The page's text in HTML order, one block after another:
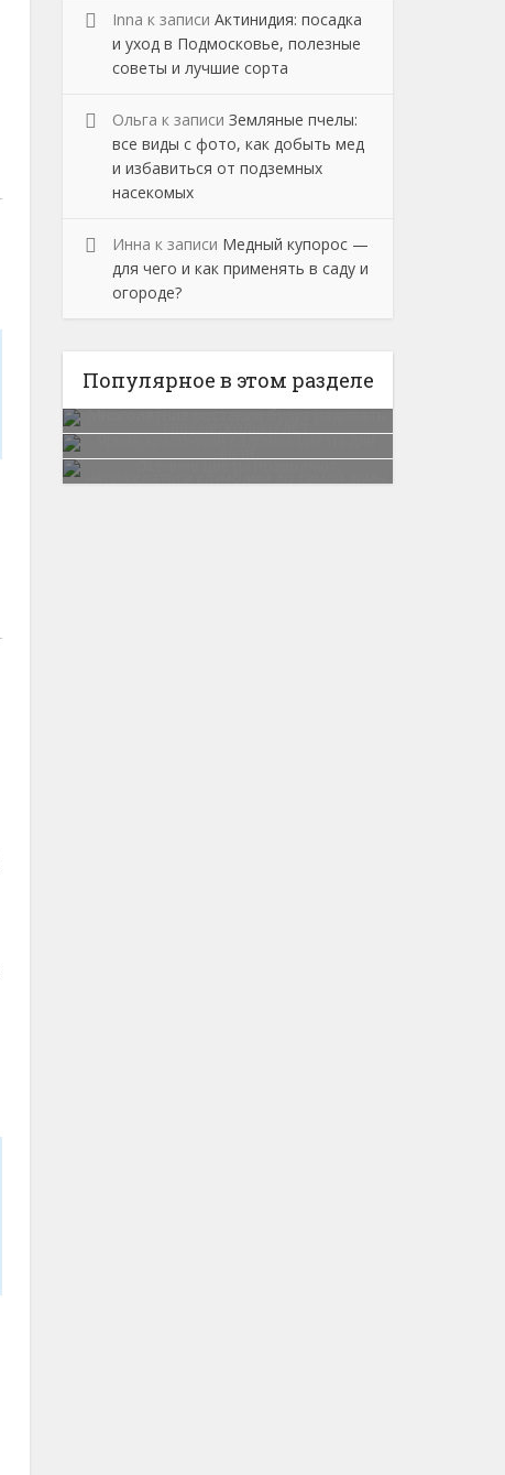
Inna к записи Актинидия: посадка
и уход в Подмосковье, полезные
советы и лучшие сорта
Ольга к записи Земляные пчелы:
все виды с фото, как добыть мед
и избавиться от подземных
насекомых
Инна к записи Медный купорос —
для чего и как применять в саду и
огороде?
Популярное в этом разделе